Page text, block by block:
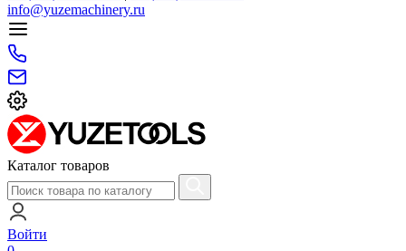
info@yuzemachinery.ru
Каталог товаров
Войти